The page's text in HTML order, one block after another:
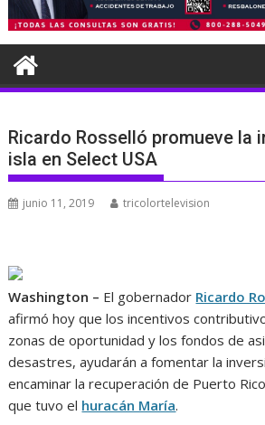
Ricardo Rosselló promueve la
isla en Select USA
junio 11, 2019 tricolortelevision
Washington – El gobernador Ricardo
afirmó hoy que los incentivos
zonas de oportunidad y los fondos de
desastres, ayudarán a fomentar la
encaminar la recuperación de Puerto
que tuvo el huracán María.